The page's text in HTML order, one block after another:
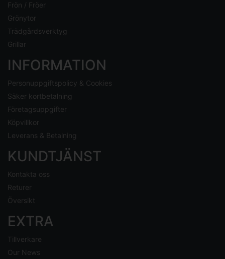
Frön / Fröer
Grönytor
Trädgårdsverktyg
Grillar
INFORMATION
Personuppgiftspolicy & Cookies
Säker kortbetalning
Företagsuppgifter
Köpvillkor
Leverans & Betalning
KUNDTJÄNST
Kontakta oss
Returer
Översikt
EXTRA
Tillverkare
Our News